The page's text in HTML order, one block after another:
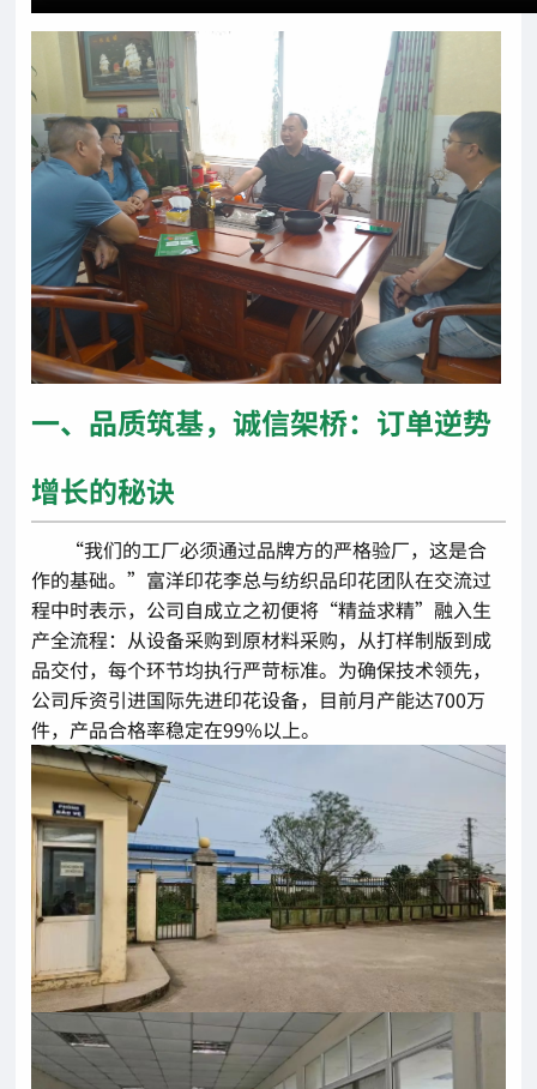
一、品质筑基，诚信架桥：订单逆势
增长的秘诀
“我们的工厂必须通过品牌方的严格验厂，这是合
作的基础。”富洋印花李总与纺织品印花团队在交流过
程中时表示，公司自成立之初便将“精益求精”融入生
产全流程：从设备采购到原材料采购，从打样制版到成
品交付，每个环节均执行严苛标准。为确保技术领先，
公司斥资引进国际先进印花设备，目前月产能达700万
件，产品合格率稳定在99%以上。